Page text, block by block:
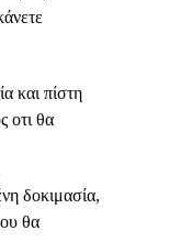
και πίστη
οτι θα
δοκιμασία,
θα